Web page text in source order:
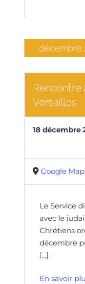
décembre
Rencontre
Versailles
18 décembre
Google Map
Le Service
avec le
Chrétiens
décembre
[...]
En savoir